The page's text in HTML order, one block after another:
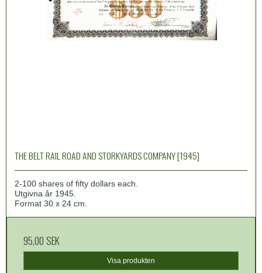
THE BELT RAIL ROAD AND STORKYARDS COMPANY [1945]
2-100 shares of fifty dollars each.
Utgivna år 1945.
Format 30 x 24 cm.
95,00 SEK
Visa produkten